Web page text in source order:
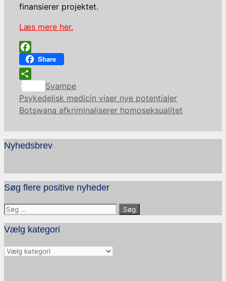
finansierer projektet.
Læs mere her.
Facebook
Share
Share
Kategorier
Svampe
Psykedelisk medicin viser nye potentialer
Botswana afkriminaliserer homoseksualitet
Nyhedsbrev
Søg flere positive nyheder
Søg
efter:
Vælg kategori
Vælg